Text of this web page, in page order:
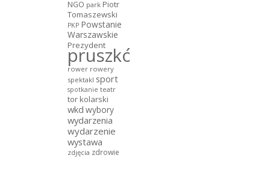
NGO park Piotr
Tomaszewski
PKP Powstanie
Warszawskie
Prezydent
pruszków
rower rowery
spektakl sport
spotkanie teatr
tor kolarski
wkd wybory
wydarzenia
wydarzenie
wystawa
zdjęcia zdrowie